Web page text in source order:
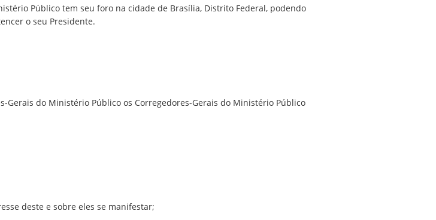
Público tem seu foro na cidade de Brasília, Distrito Federal, podendo
o seu Presidente.
Gerais do Ministério Público os Corregedores-Gerais do Ministério Público
deste e sobre eles se manifestar;